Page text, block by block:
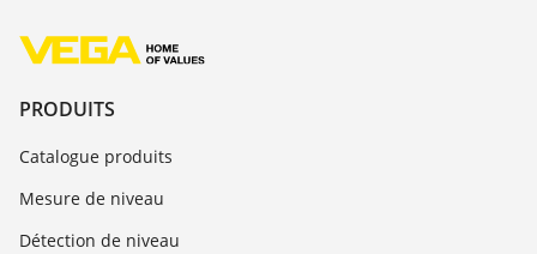
PRODUITS
Catalogue produits
Mesure de niveau
Détection de niveau